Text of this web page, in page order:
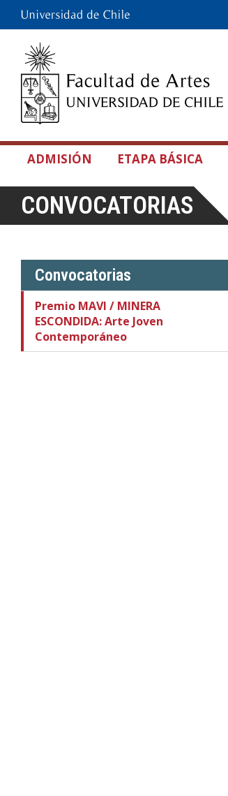
ADMISIÓN ETAPA BÁSICA
CONVOCATORIAS
Convocatorias
Premio MAVI / MINERA
ESCONDIDA: Arte Joven
Contemporáneo